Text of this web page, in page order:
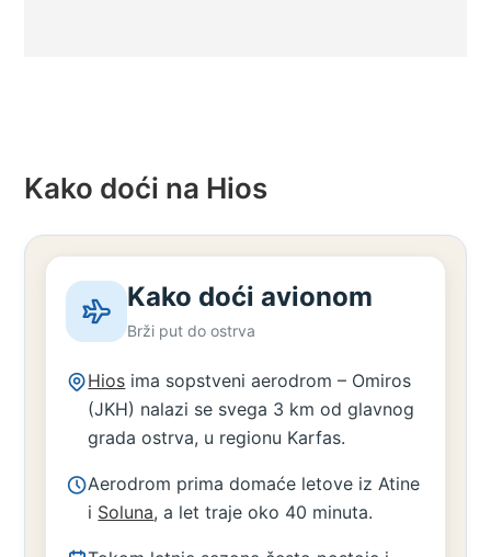
Kako doći na Hios
Kako doći avionom
Brži put do ostrva
Hios ima sopstveni aerodrom – Omiros
(JKH) nalazi se svega 3 km od glavnog
grada ostrva, u regionu Karfas.
Aerodrom prima domaće letove iz Atine
i Soluna, a let traje oko 40 minuta.